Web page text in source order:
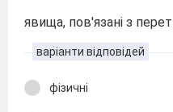
явища, пов'язані з
варіанти відповідей
фізичні